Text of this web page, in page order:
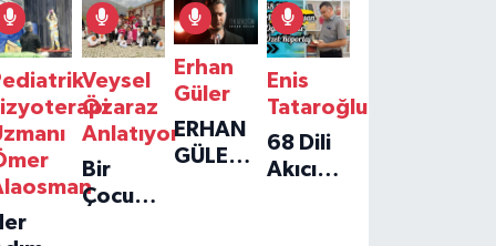
Veysel
Özaraz
Anlatıyor
Bir
Çocuğun
Erhan
Güler
ERHAN
GÜLER'IN
Enis
Tataroğlu
68 Dili
Akıcı